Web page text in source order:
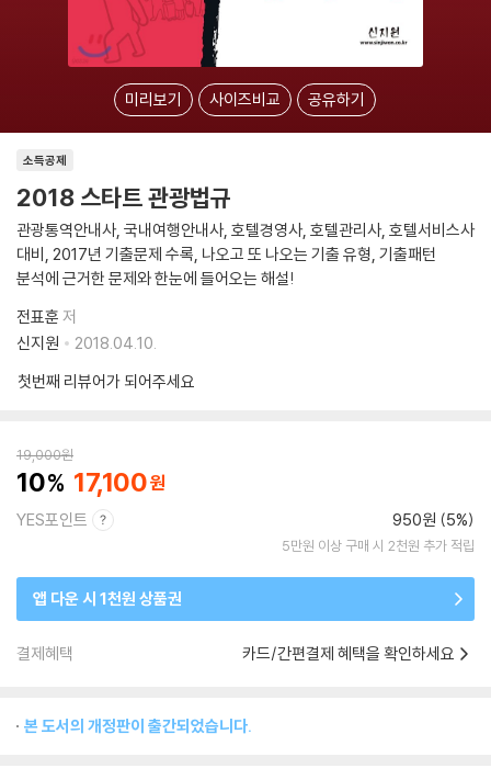
미리보기 사이즈비교 공유하기
소득공제
2018 스타트 관광법규
관광통역안내사, 국내여행안내사, 호텔경영사, 호텔관리사, 호텔서비스사
대비, 2017년 기출문제 수록, 나오고 또 나오는 기출 유형, 기출패턴
분석에 근거한 문제와 한눈에 들어오는 해설!
전표훈 저
신지원
2018.04.10.
첫번째 리뷰어가 되어주세요
19,000원
10 17,100
YES포인트 950원 (5%)
5만원 이상 구매 시 2천원 추가 적립
앱 다운 시 1천원 상품권
결제혜택 카드/간편결제 혜택을 확인하세요
본 도서의 개정판이 출간되었습니다.